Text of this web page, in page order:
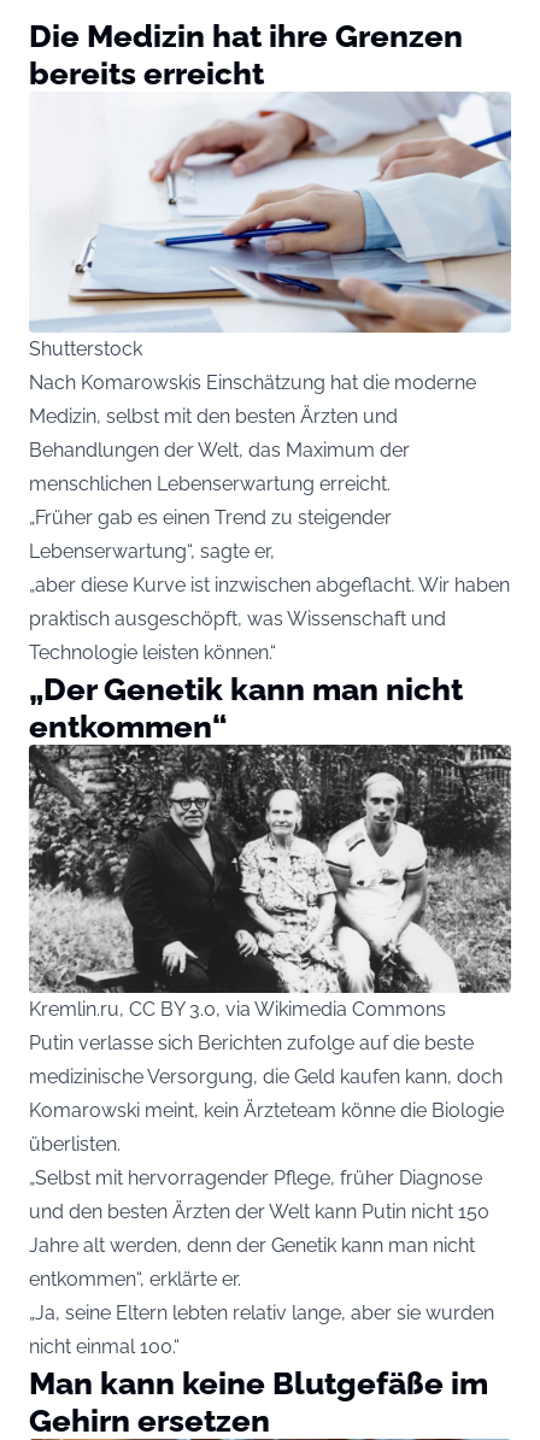
Die Medizin hat ihre Grenzen
bereits erreicht
Shutterstock
Nach Komarowskis Einschätzung hat die moderne
Medizin, selbst mit den besten Ärzten und
Behandlungen der Welt, das Maximum der
menschlichen Lebenserwartung erreicht.
„Früher gab es einen Trend zu steigender
Lebenserwartung“, sagte er,
„aber diese Kurve ist inzwischen abgeflacht. Wir haben
praktisch ausgeschöpft, was Wissenschaft und
Technologie leisten können.“
„Der Genetik kann man nicht
entkommen“
Kremlin.ru, CC BY 3.0, via Wikimedia Commons
Putin verlasse sich Berichten zufolge auf die beste
medizinische Versorgung, die Geld kaufen kann, doch
Komarowski meint, kein Ärzteteam könne die Biologie
überlisten.
„Selbst mit hervorragender Pflege, früher Diagnose
und den besten Ärzten der Welt kann Putin nicht 150
Jahre alt werden, denn der Genetik kann man nicht
entkommen“, erklärte er.
„Ja, seine Eltern lebten relativ lange, aber sie wurden
nicht einmal 100.“
Man kann keine Blutgefäße im
Gehirn ersetzen